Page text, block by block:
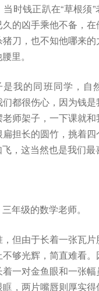
时钱正趴在“草根须
的凶手乘他不备，
刀，也不知他哪来
里。
是我的同班同学，自
都很伤心，因为钱
师架子，一下课就和
担长的圆竹，挑着
，这当然也是我们最
年级的数学老师。
但由于长着一张瓦
够光辉，简直难看
一对金鱼眼和一张
，两片嘴唇则厚实得